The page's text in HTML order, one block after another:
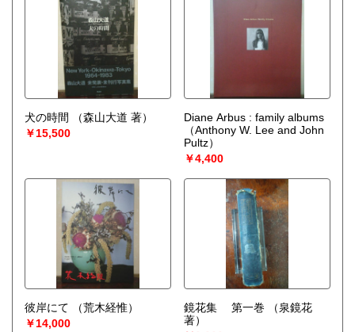
犬の時間
（森山大道 著）
￥15,500
Diane Arbus : family albums
（Anthony W. Lee and John
Pultz）
￥4,400
彼岸にて
（荒木経惟）
￥14,000
鏡花集 第一巻
（泉鏡花
著）